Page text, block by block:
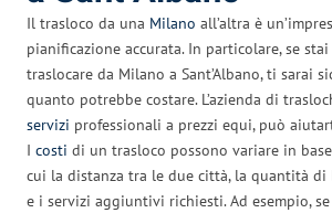
Il trasloco da una Milano all’altra è
pianificazione accurata. In particolare, se
traslocare da Milano a Sant’Albano, ti sarai
quanto potrebbe costare. L’azienda di
servizi professionali a prezzi equi, può
I costi di un trasloco possono variare in
cui la distanza tra le due città, la quantità
e i servizi aggiuntivi richiesti. Ad esempio,